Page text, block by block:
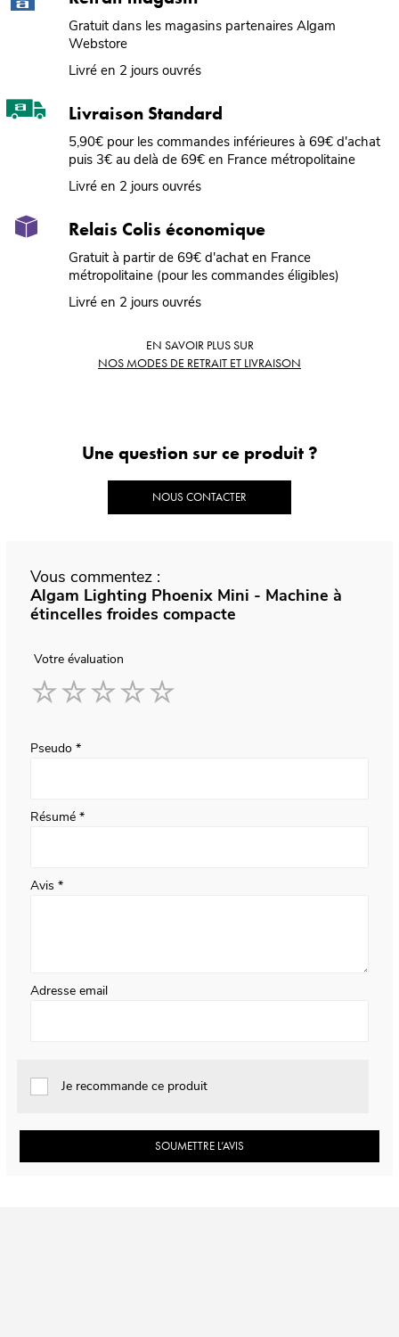
Gratuit dans les magasins partenaires Algam
Webstore
Livré en 2 jours ouvrés
Livraison Standard
5,90€ pour les commandes inférieures à 69€ d'achat
puis 3€ au delà de 69€ en France métropolitaine
Livré en 2 jours ouvrés
Relais Colis économique
Gratuit à partir de 69€ d'achat en France
métropolitaine (pour les commandes éligibles)
Livré en 2 jours ouvrés
EN SAVOIR PLUS SUR
NOS MODES DE RETRAIT ET LIVRAISON
Une question sur ce produit ?
NOUS CONTACTER
Vous commentez :
Algam Lighting Phoenix Mini - Machine à
étincelles froides compacte
Votre évaluation
Pseudo
Résumé
Avis
Adresse email
Je recommande ce produit
SOUMETTRE L’AVIS